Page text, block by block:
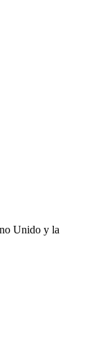
Unido y la